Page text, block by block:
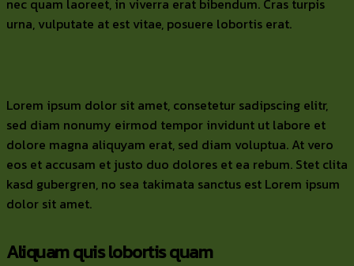
nec quam laoreet, in viverra erat bibendum. Cras turpis
urna, vulputate at est vitae, posuere lobortis erat.
Lorem ipsum dolor sit amet, consetetur sadipscing elitr,
sed diam nonumy eirmod tempor invidunt ut labore et
dolore magna aliquyam erat, sed diam voluptua. At vero
eos et accusam et justo duo dolores et ea rebum. Stet clita
kasd gubergren, no sea takimata sanctus est Lorem ipsum
dolor sit amet.
Aliquam quis lobortis quam